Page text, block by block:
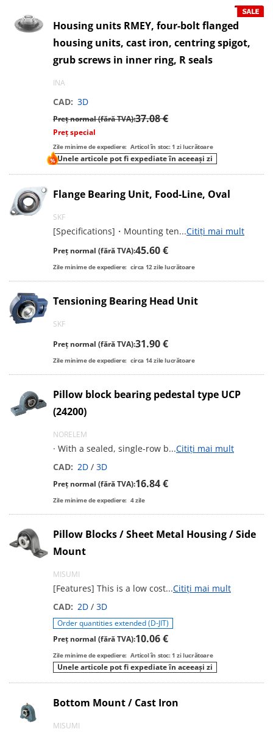
Housing units RMEY, four-bolt flanged
housing units, cast iron, centring spigot,
grub screws in inner ring, R seals
INA
CAD: 3D
Preț normal (fără TVA):37.08 €
Preț special
Zile minime de expediere: Articol în stoc: 1 zi lucrătoare
Unele articole pot fi expediate în aceeași zi
Flange Bearing Unit, Food-Line, Oval
SKF
[Specifications]・Mounting ten...Citiți mai mult
Preț normal (fără TVA):45.60 €
Zile minime de expediere: circa 12zile lucrătoare
Tensioning Bearing Head Unit
SKF
Preț normal (fără TVA):31.90 €
Zile minime de expediere: circa 14zile lucrătoare
Pillow block bearing pedestal type UCP
(24200)
NORELEM
· With a sealed, single-row b...Citiți mai mult
CAD: 2D / 3D
Preț normal (fără TVA):16.84 €
Zile minime de expediere: 4zile
Pillow Blocks / Sheet Metal Housing / Side
Mount
MISUMI
[Features] This is a low cost...Citiți mai mult
CAD: 2D / 3D
Order quantities extended (D-JIT)
Preț normal (fără TVA):10.06 €
Zile minime de expediere: Articol în stoc: 1 zi lucrătoare
Unele articole pot fi expediate în aceeași zi
Bottom Mount / Cast Iron
MISUMI